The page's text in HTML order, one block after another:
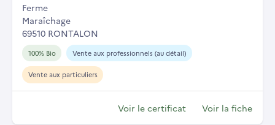
Ferme
Maraîchage
69510 RONTALON
100% Bio Vente aux professionnels (au détail)
Vente aux particuliers
Voir le certificat Voir la fiche